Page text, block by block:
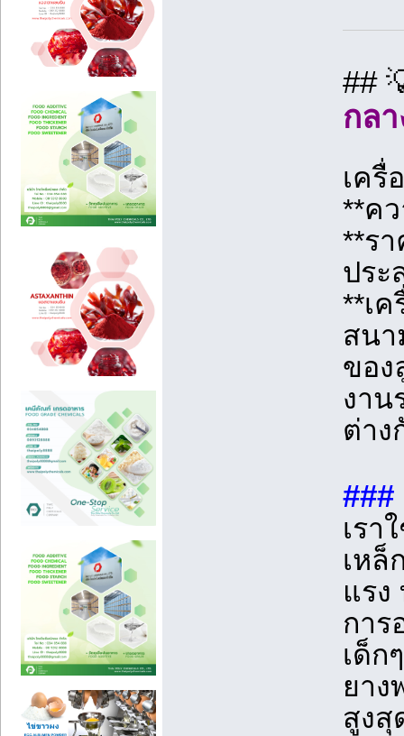
##
กลา
เครื่
**ค
**ร
ประ
**เ
สนา
ของ
งาน
ต่าง
เรา
เหล็
แรง
การ
เด็ก
ยาง
สูงสุ